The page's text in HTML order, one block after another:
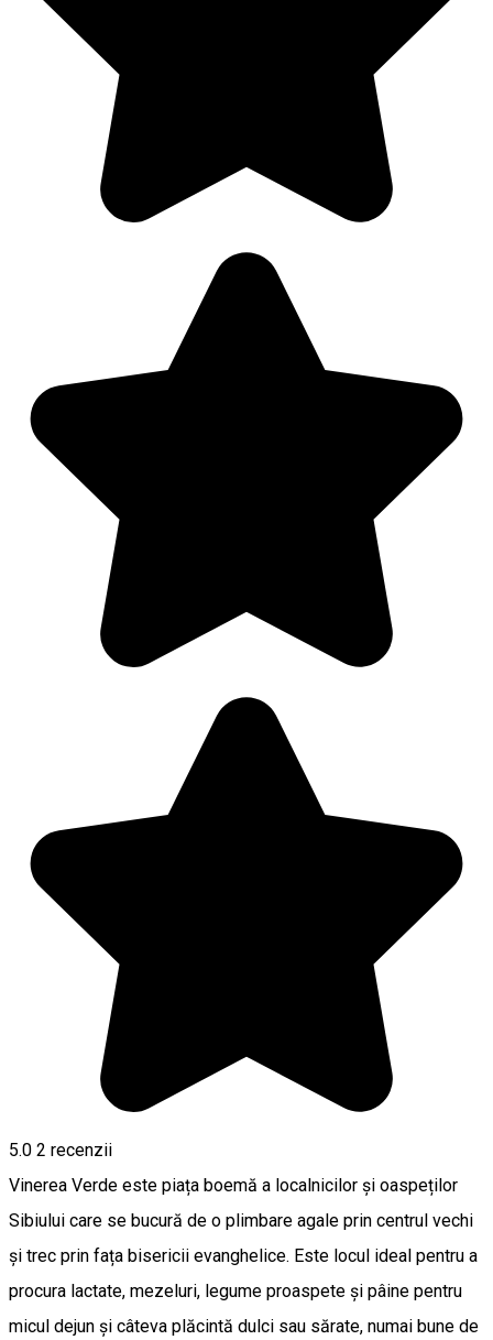
5.0 2 recenzii
Vinerea Verde este piața boemă a localnicilor și oaspeților
Sibiului care se bucură de o plimbare agale prin centrul vechi
și trec prin fața bisericii evanghelice. Este locul ideal pentru a
procura lactate, mezeluri, legume proaspete și pâine pentru
micul dejun și câteva plăcintă dulci sau sărate, numai bune de